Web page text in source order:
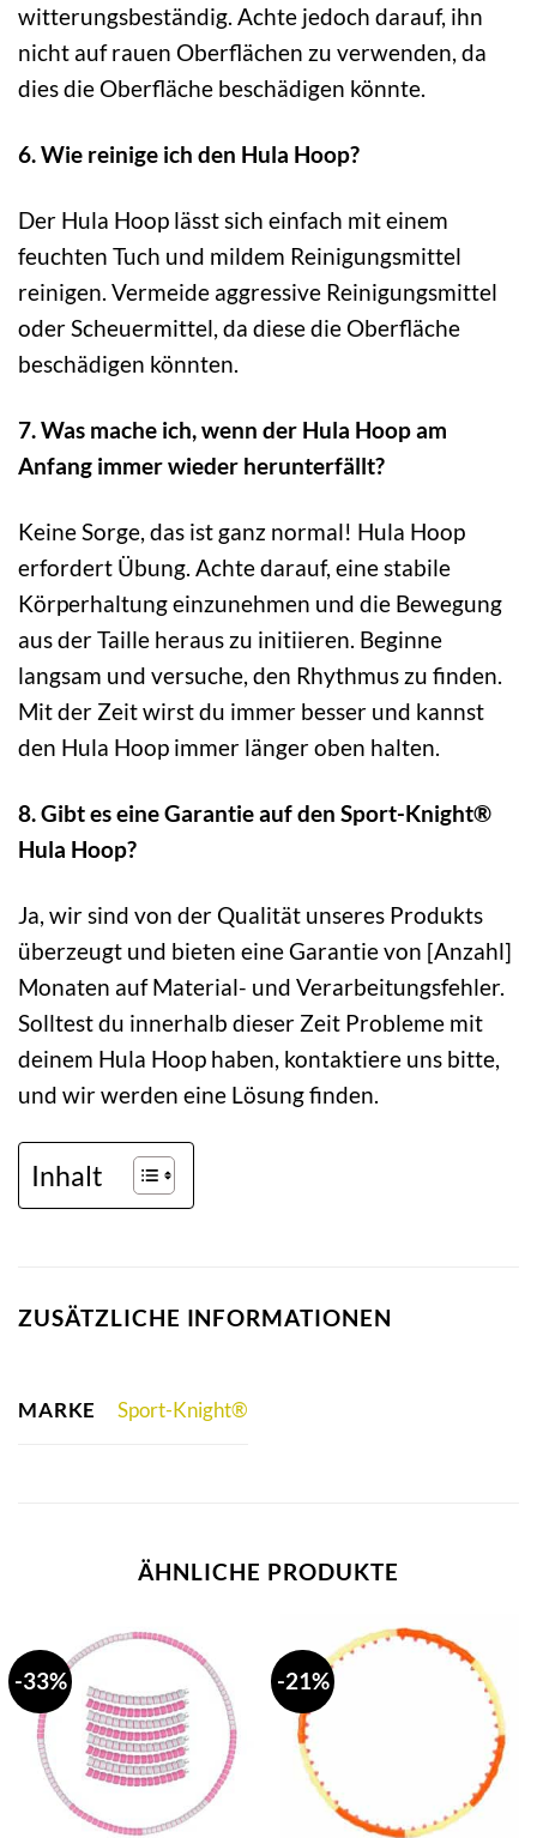
witterungsbeständig. Achte jedoch darauf, ihn
nicht auf rauen Oberflächen zu verwenden, da
dies die Oberfläche beschädigen könnte.
6. Wie reinige ich den Hula Hoop?
Der Hula Hoop lässt sich einfach mit einem
feuchten Tuch und mildem Reinigungsmittel
reinigen. Vermeide aggressive Reinigungsmittel
oder Scheuermittel, da diese die Oberfläche
beschädigen könnten.
7. Was mache ich, wenn der Hula Hoop am
Anfang immer wieder herunterfällt?
Keine Sorge, das ist ganz normal! Hula Hoop
erfordert Übung. Achte darauf, eine stabile
Körperhaltung einzunehmen und die Bewegung
aus der Taille heraus zu initiieren. Beginne
langsam und versuche, den Rhythmus zu finden.
Mit der Zeit wirst du immer besser und kannst
den Hula Hoop immer länger oben halten.
8. Gibt es eine Garantie auf den Sport-Knight®
Hula Hoop?
Ja, wir sind von der Qualität unseres Produkts
überzeugt und bieten eine Garantie von [Anzahl]
Monaten auf Material- und Verarbeitungsfehler.
Solltest du innerhalb dieser Zeit Probleme mit
deinem Hula Hoop haben, kontaktiere uns bitte,
und wir werden eine Lösung finden.
Inhalt
ZUSÄTZLICHE INFORMATIONEN
MARKE Sport-Knight®
ÄHNLICHE PRODUKTE
-33% -21%